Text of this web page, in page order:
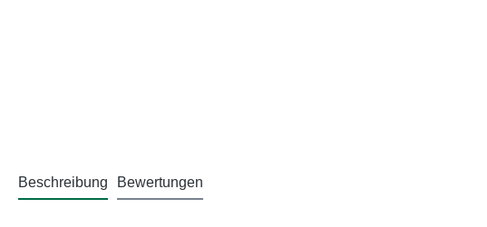
Beschreibung Bewertungen